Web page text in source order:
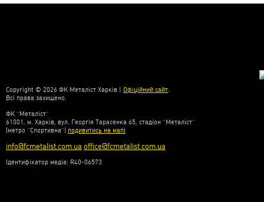
Copyright © 2026 ФК Металіст Харків | Офіційний сайт.
Всі права захищено.
ФК “Металіст”
61001, м. Харків, вул. Георгія Тарасенка 65, стадіон “Металіст”
(метро “Спортивна”) подивитись на мапі
info@fcmetalist.com.ua office@fcmetalist.com.ua
Ідентифікатор медіа: R40-06573